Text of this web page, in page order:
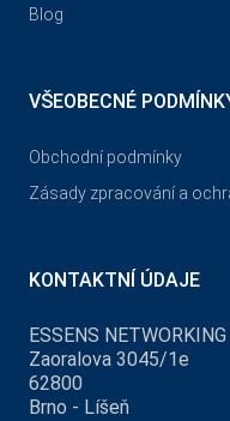
Blog
VŠEOBECNÉ
Obchodní podmínky
Zásady zpracování a
KONTAKTNÍ ÚDAJE
ESSENS NETWORKING
Zaoralova 3045/1e
62800
Brno - Líšeň